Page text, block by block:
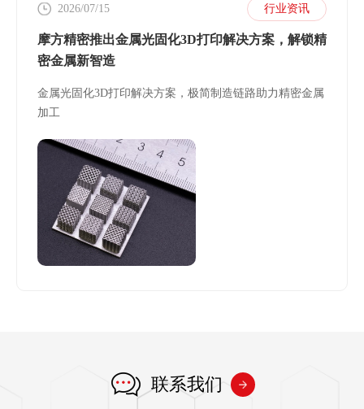
2026/07/15 行业资讯
摩方精密推出金属光固化3D打印解决方案，解锁精
密金属新智造
金属光固化3D打印解决方案，极简制造链路助力精密金属
加工
联系我们